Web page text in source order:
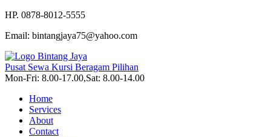
HP. 0878-8012-5555
Email: bintangjaya75@yahoo.com
Pusat Sewa Kursi Beragam Pilihan
Mon-Fri: 8.00-17.00,Sat: 8.00-14.00
Home
Services
About
Contact